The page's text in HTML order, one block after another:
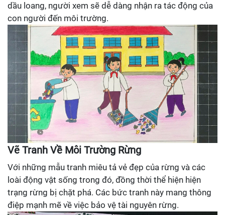
dầu loang, người xem sẽ dễ dàng nhận ra tác động của
con người đến môi trường.
Vẽ Tranh Về Môi Trường Rừng
Với những mẫu tranh miêu tả vẻ đẹp của rừng và các
loài động vật sống trong đó, đồng thời thể hiện hiện
trạng rừng bị chặt phá. Các bức tranh này mang thông
điệp mạnh mẽ về việc bảo vệ tài nguyên rừng.